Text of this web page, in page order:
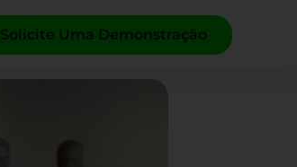
Solicite Uma Demonstração